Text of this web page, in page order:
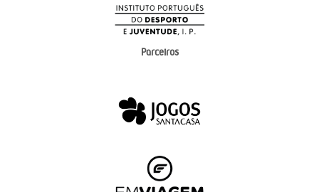
Parceiros